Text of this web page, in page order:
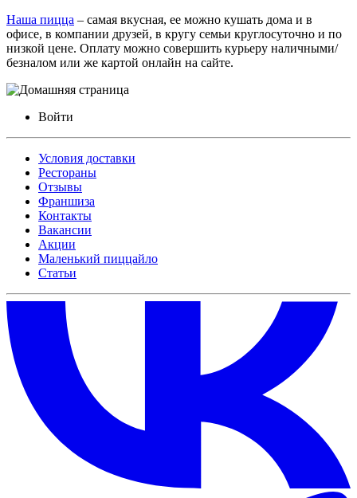
Наша пицца – самая вкусная, ее можно кушать дома и в
офисе, в компании друзей, в кругу семьи круглосуточно и по
низкой цене. Оплату можно совершить курьеру наличными/
безналом или же картой онлайн на сайте.
Войти
Условия доставки
Рестораны
Отзывы
Франшиза
Контакты
Вакансии
Акции
Маленький пиццайло
Статьи